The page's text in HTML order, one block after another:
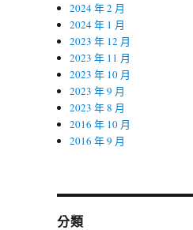
2024 年 2 月
2024 年 1 月
2023 年 12 月
2023 年 11 月
2023 年 10 月
2023 年 9 月
2023 年 8 月
2016 年 10 月
2016 年 9 月
分類